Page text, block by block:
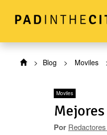
> Blog > Moviles
Moviles
Por